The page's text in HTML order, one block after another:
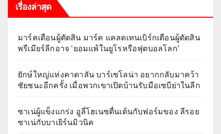
เรื่องล่าสุด
มาร์คเตือนผู้ตัดสิน มาร์ค แคลตเทนเบิร์กเตือนผู้ตัดสิน
พรีเมียร์ลีกอาจ ‘ยอมแพ้ในยูโรหรือฟุตบอลโลก’
ยักษ์ใหญ่แห่งคาตาลัน บาร์เซโลน่า อยากกลับมาคว้า
ชัยชนะอีกครั้ง เมื่อพวกเขาเปิดบ้านรับมือเซบีย่าในลีก
ซาเน่ผู้แข็งแกร่ง อูลี่โฮเนซตื่นเต้นกับฟอร์มของ ลีรอย
ซาเน่กับบาเยิร์นมิวนิค